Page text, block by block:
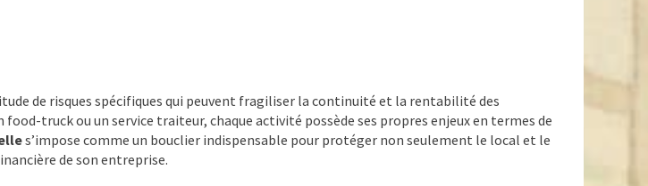
de risques spécifiques qui peuvent fragiliser la continuité et la rentabilité des
truck ou un service traiteur, chaque activité possède ses propres enjeux en termes de
s’impose comme un bouclier indispensable pour protéger non seulement le local et le
de son entreprise.